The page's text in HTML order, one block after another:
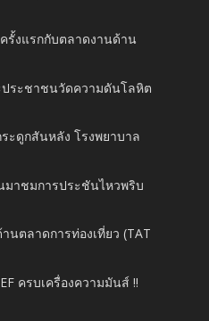
รั้งแรกกับตลาดงานด้าน
ระชาชนวัดความดันโลหิต
ะดูกสันหลัง โรงพยาบาล
าชมการประชันไหวพริบ
ตลาดการท่องเที่ยว (TAT
ครบเครื่องความมันส์ !!